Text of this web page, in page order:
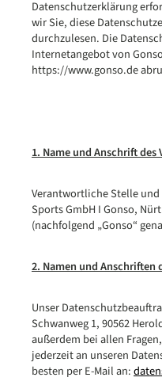
Datenschutzerklärung
wir Sie, diese
durchzulesen. Die
Internetangebot von
https://www.gonso.de
1. Name und Anschrift
Verantwortliche Stelle
Sports GmbH I Gonso,
(nachfolgend „Gonso“
2. Namen und Anschriften
Unser
Schwanweg 1, 90562
außerdem bei allen
jederzeit an unseren
besten per E-Mail an: